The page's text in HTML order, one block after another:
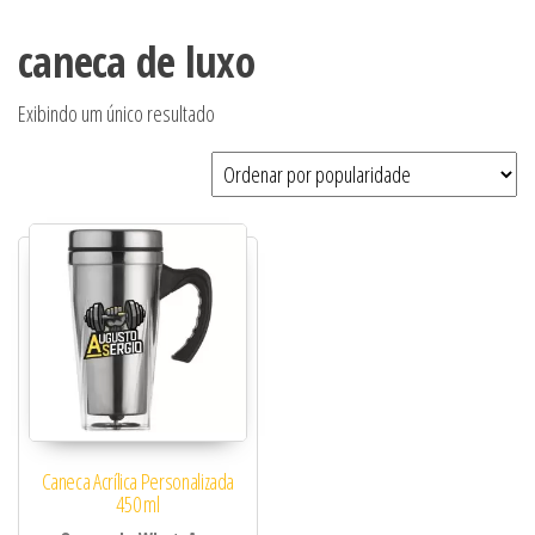
caneca de luxo
Exibindo um único resultado
Caneca Acrílica Personalizada
450 ml